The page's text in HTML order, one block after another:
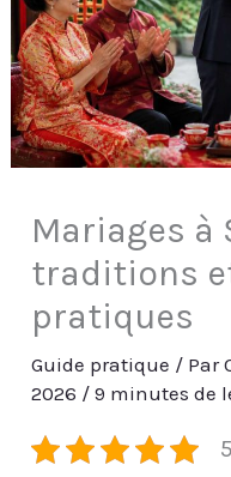
Mariages à
traditions
pratiques
Guide pratique / Par
2026 /9 minutes de